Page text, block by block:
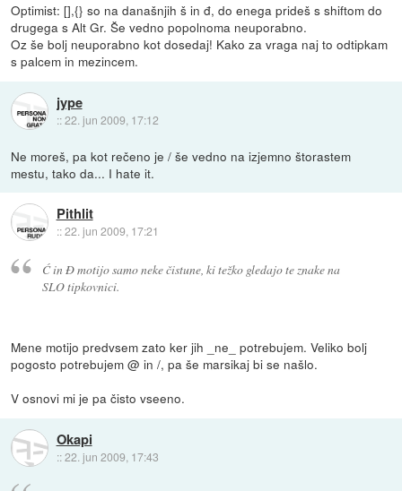
Optimist: [],{} so na današnjih š in đ, do enega prideš s shiftom do
drugega s Alt Gr. Še vedno popolnoma neuporabno.
Oz še bolj neuporabno kot dosedaj! Kako za vraga naj to odtipkam
s palcem in mezincem.
jype
::22. jun 2009, 17:12
Ne moreš, pa kot rečeno je / še vedno na izjemno štorastem
mestu, tako da... I hate it.
Pithlit
::22. jun 2009, 17:21
Ć in Đ motijo samo neke čistune, ki težko gledajo te znake na
SLO tipkovnici.
Mene motijo predvsem zato ker jih _ne_ potrebujem. Veliko bolj
pogosto potrebujem @ in /, pa še marsikaj bi se našlo.
V osnovi mi je pa čisto vseeno.
Okapi
::22. jun 2009, 17:43